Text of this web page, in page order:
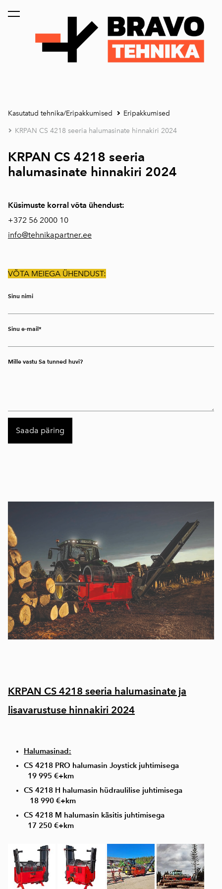
lisati ostukorvi. Vaata ostukorvi
Kasutatud tehnika/Eripakkumised Eripakkumised
KRPAN CS 4218 seeria halumasinate hinnakiri 2024
KRPAN CS 4218 seeria halumasinate ja
lisavarustuse hinnakiri 2024
Halumasinad:
CS 4218 PRO halumasin Joystick juhtimisega
19 995 €+km
CS 4218 H halumasin hüdraulilise juhtimisega
18 990 €+km
CS 4218 M halumasin käsitis juhtimisega
17 250 €+km
KRPAN CS 4218 seeria
halumasinate hinnakiri 2024
Küsimuste korral võta ühendust:
+372 56 2000 10
info@tehnikapartner.ee
VÕTA MEIEGA ÜHENDUST:
Sinu nimi
Sinu e-mail
Mille vastu Sa tunned huvi?